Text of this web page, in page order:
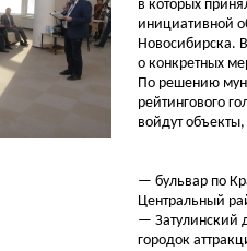
в которых
инициативной
Новосибирска.
о конкретных
По решению
рейтингового
войдут
— бульвар по
Центральный
— Затулинский
городок